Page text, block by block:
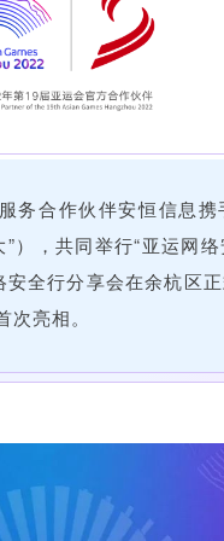
务合作伙伴安恒信息
），共同举行“亚运网
安全行分享会在余杭区
亮相。